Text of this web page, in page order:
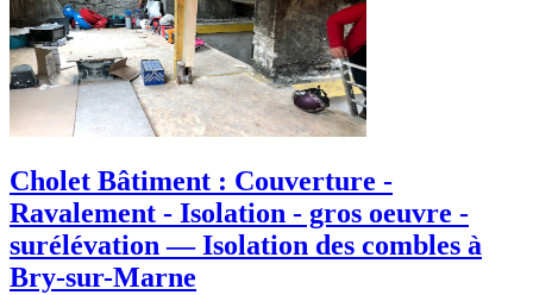
Cholet Bâtiment : Couverture -
Ravalement - Isolation - gros oeuvre -
surélévation — Isolation des combles à
Bry-sur-Marne